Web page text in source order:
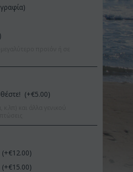
)
(+€5.00)
(+€12.00)
(+€15.00)